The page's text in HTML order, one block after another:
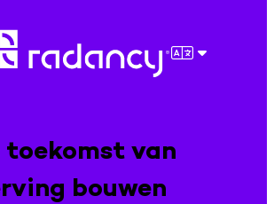
toekomst van
bouwen